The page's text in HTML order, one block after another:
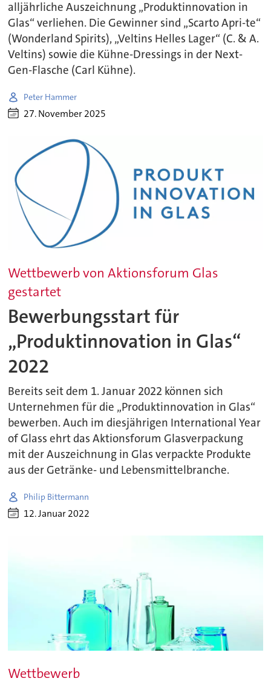
alljährliche Auszeichnung „Produktinnovation in
Glas“ verliehen. Die Gewinner sind „Scarto Apri-te“
(Wonderland Spirits), „Veltins Helles Lager“ (C. & A.
Veltins) sowie die Kühne-Dressings in der Next-
Gen-Flasche (Carl Kühne).
Peter Hammer
27. November 2025
Wettbewerb von Aktionsforum Glas
gestartet
Bewerbungsstart für
„Produktinnovation in Glas“
2022
Bereits seit dem 1. Januar 2022 können sich
Unternehmen für die „Produktinnovation in Glas“
bewerben. Auch im diesjährigen International Year
of Glass ehrt das Aktionsforum Glasverpackung
mit der Auszeichnung in Glas verpackte Produkte
aus der Getränke- und Lebensmittelbranche.
Philip Bittermann
12. Januar 2022
Wettbewerb